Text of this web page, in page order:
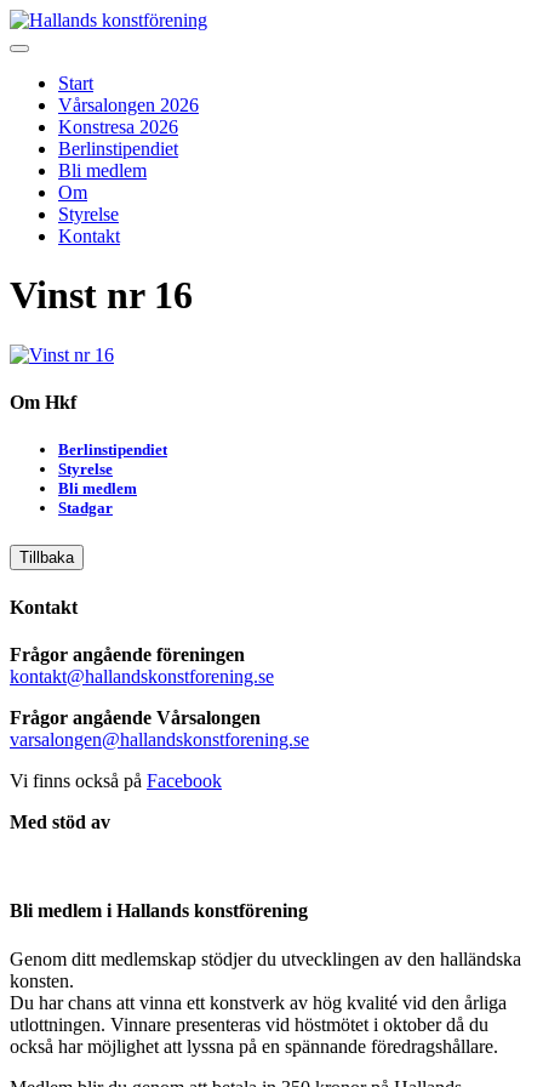
Skip
to
Start
Vårsalongen 2026
Konstresa 2026
Berlinstipendiet
Bli medlem
Om
Styrelse
Kontakt
Vinst nr 16
Om Hkf
Berlinstipendiet
Styrelse
Bli medlem
Stadgar
Tillbaka
Kontakt
Frågor angående föreningen
kontakt@hallandskonstforening.se
Frågor angående Vårsalongen
varsalongen@hallandskonstforening.se
Vi finns också på Facebook
Med stöd av
Bli medlem i Hallands konstförening
Genom ditt medlemskap stödjer du utvecklingen av den halländska
konsten.
Du har chans att vinna ett konstverk av hög kvalité vid den årliga
utlottningen. Vinnare presenteras vid höstmötet i oktober då du
också har möjlighet att lyssna på en spännande föredragshållare.